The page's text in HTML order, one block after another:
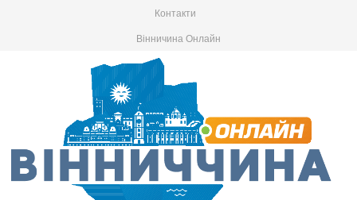
Контакти
Вінничина Онлайн